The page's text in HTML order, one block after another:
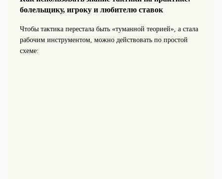
болельщику, игроку и любителю ставок
Чтобы тактика перестала быть «туманной теорией», а стала
рабочим инструментом, можно действовать по простой
схеме: